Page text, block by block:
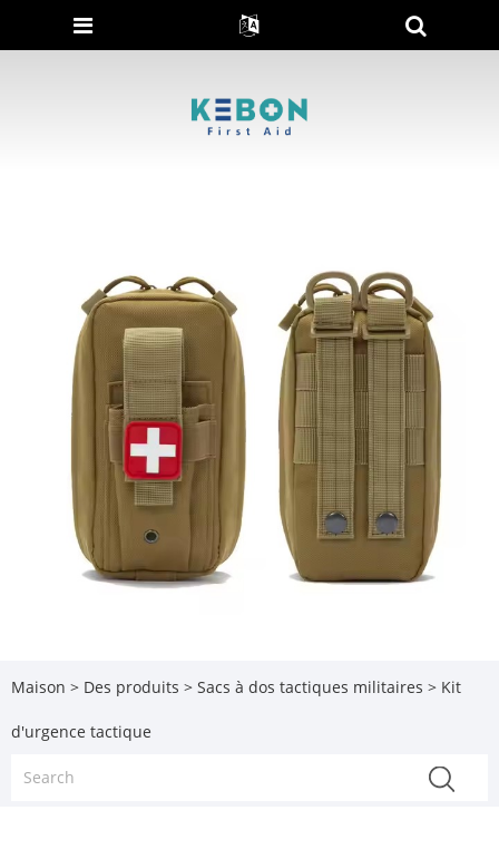
Maison > Des produits > Sacs à dos tactiques militaires > Kit
d'urgence tactique